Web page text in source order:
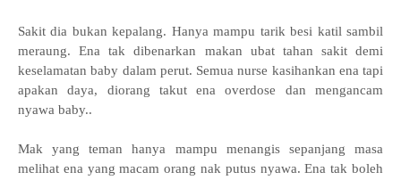
Sakit dia bukan kepalang. Hanya mampu tarik besi katil sambil
meraung. Ena tak dibenarkan makan ubat tahan sakit demi
keselamatan baby dalam perut. Semua nurse kasihankan ena tapi
apakan daya, diorang takut ena overdose dan mengancam
nyawa baby..
Mak yang teman hanya mampu menangis sepanjang masa
melihat ena yang macam orang nak putus nyawa. Ena tak boleh